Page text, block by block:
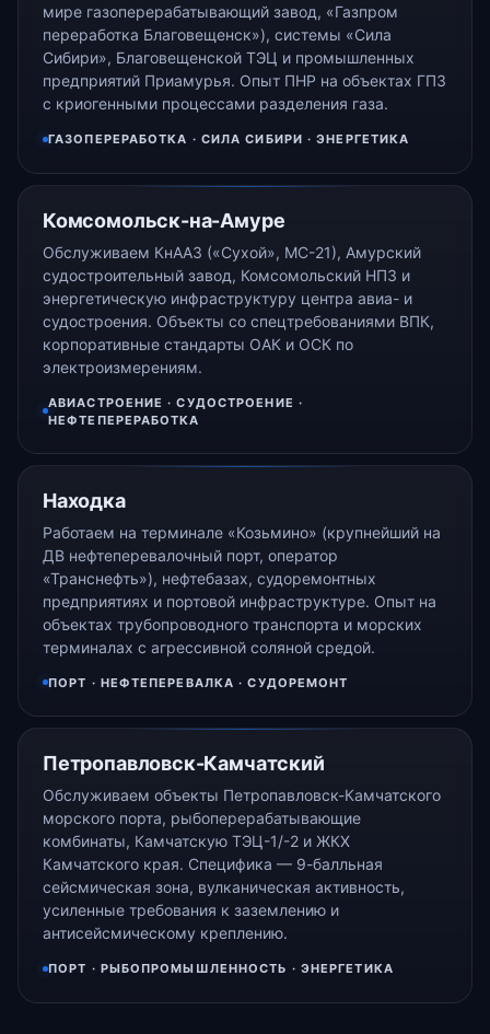
мире газоперерабатывающий завод, «Газпром
переработка Благовещенск»), системы «Сила
Сибири», Благовещенской ТЭЦ и промышленных
предприятий Приамурья. Опыт ПНР на объектах ГПЗ
с криогенными процессами разделения газа.
ГАЗОПЕРЕРАБОТКА · СИЛА СИБИРИ · ЭНЕРГЕТИКА
Комсомольск-на-Амуре
Обслуживаем КнААЗ («Сухой», МС-21), Амурский
судостроительный завод, Комсомольский НПЗ и
энергетическую инфраструктуру центра авиа- и
судостроения. Объекты со спецтребованиями ВПК,
корпоративные стандарты ОАК и ОСК по
электроизмерениям.
АВИАСТРОЕНИЕ · СУДОСТРОЕНИЕ ·
НЕФТЕПЕРЕРАБОТКА
Находка
Работаем на терминале «Козьмино» (крупнейший на
ДВ нефтеперевалочный порт, оператор
«Транснефть»), нефтебазах, судоремонтных
предприятиях и портовой инфраструктуре. Опыт на
объектах трубопроводного транспорта и морских
терминалах с агрессивной соляной средой.
ПОРТ · НЕФТЕПЕРЕВАЛКА · СУДОРЕМОНТ
Петропавловск-Камчатский
Обслуживаем объекты Петропавловск-Камчатского
морского порта, рыбоперерабатывающие
комбинаты, Камчатскую ТЭЦ-1/-2 и ЖКХ
Камчатского края. Специфика — 9-балльная
сейсмическая зона, вулканическая активность,
усиленные требования к заземлению и
антисейсмическому креплению.
ПОРТ · РЫБОПРОМЫШЛЕННОСТЬ · ЭНЕРГЕТИКА